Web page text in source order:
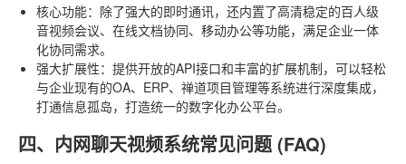
核心功能：除了强大的即时通讯，还内置了高清稳定的百人级
音视频会议、在线文档协同、移动办公等功能，满足企业一体
化协同需求。
强大扩展性：提供开放的API接口和丰富的扩展机制，可以轻松
与企业现有的OA、ERP、禅道项目管理等系统进行深度集成，
打通信息孤岛，打造统一的数字化办公平台。
四、内网聊天视频系统常见问题 (FAQ)